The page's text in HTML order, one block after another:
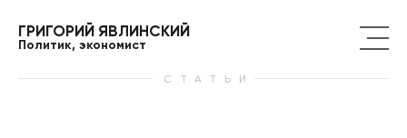
ГРИГОРИЙ ЯВЛИНСКИЙ
Политик, экономист
СТАТЬИ